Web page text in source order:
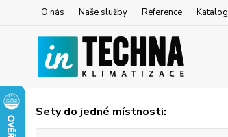
O nás Naše služby Reference
Sety do jedné místnosti: